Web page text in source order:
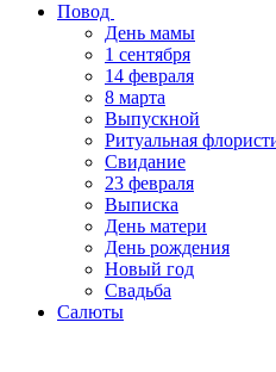
Повод
День мамы
1 сентября
14 февраля
8 марта
Выпускной
Ритуальная
Свидание
23 февраля
Выписка
День матери
День рождения
Новый год
Свадьба
Салюты